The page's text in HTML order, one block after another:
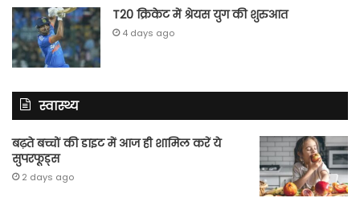
T20 क्रिकेट में श्रेयस युग की शुरुआत
4 days ago
स्वास्थ्य
बढ़ते बच्चों की डाइट में आज ही शामिल करें ये
सुपरफूड्स
2 days ago